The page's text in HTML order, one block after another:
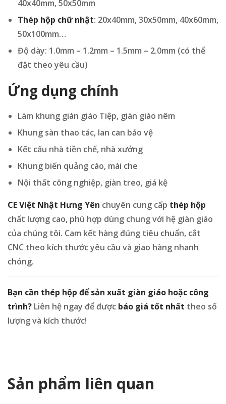
40x40mm, 50x50mm
Thép hộp chữ nhật: 20x40mm, 30x50mm, 40x60mm,
50x100mm…
Độ dày: 1.0mm – 1.2mm – 1.5mm – 2.0mm (có thể
đặt theo yêu cầu)
Ứng dụng chính
Làm khung giàn giáo Tiệp, giàn giáo nêm
Khung sàn thao tác, lan can bảo vệ
Kết cấu nhà tiền chế, nhà xưởng
Khung biển quảng cáo, mái che
Nội thất công nghiệp, giàn treo, giá kệ
CE Việt Nhật Hưng Yên chuyên cung cấp thép hộp
chất lượng cao, phù hợp dùng chung với hệ giàn giáo
của chúng tôi. Cam kết hàng đúng tiêu chuẩn, cắt
CNC theo kích thước yêu cầu và giao hàng nhanh
chóng.
Bạn cần thép hộp để sản xuất giàn giáo hoặc công
trình? Liên hệ ngay để được báo giá tốt nhất theo số
lượng và kích thước!
Sản phẩm liên quan